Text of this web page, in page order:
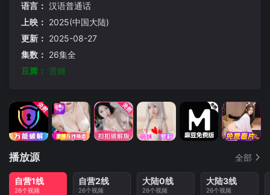
语言： 汉语普通话
上映： 2025(中国大陆)
更新： 2025-08-27
集数： 26集全
豆瓣： 贤婿
播放源 全部
自营1线
26个视频
自营2线
26个视频
大陆0线
26个视频
大陆3线
26个视频